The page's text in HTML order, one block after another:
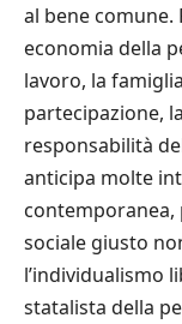
al bene comune.
economia della
lavoro, la
partecipazione,
responsabilità
anticipa molte
sociale giusto
l’individualismo
statalista della